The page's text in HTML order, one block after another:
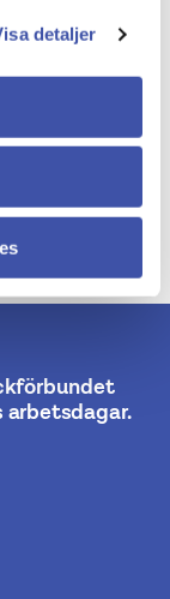
detaljer
aktör för
till:
arbetsdagar.